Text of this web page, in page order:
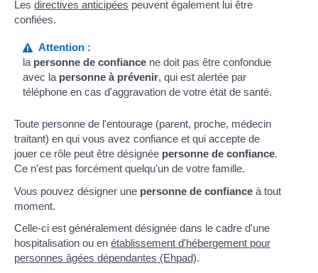
Lesdirectives anticipées peuvent également lui être
confiées.
Attention :
la personne de confiancene doit pas être confondue
avec la personne à prévenir, qui est alertée par
téléphone en cas d'aggravation de votre état de santé.
Toute personne de l'entourage (parent, proche, médecin
traitant) en qui vous avez confiance et qui accepte de
jouer ce rôle peut être désignée personne de confiance.
Ce n'est pas forcément quelqu'un de votre famille.
Vous pouvez désigner une personne de confiance à tout
moment.
Celle-ci est généralement désignée dans le cadre d'une
hospitalisation ou enétablissement d'hébergement pour
personnes âgées dépendantes (Ehpad).